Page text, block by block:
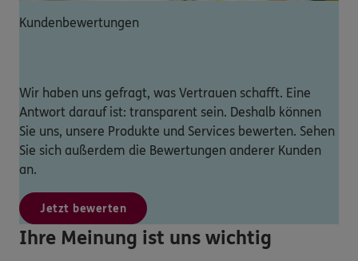
Kundenbewertungen
Wir haben uns gefragt, was Vertrauen schafft. Eine
Antwort darauf ist: transparent sein. Deshalb können
Sie uns, unsere Produkte und Services bewerten. Sehen
Sie sich außerdem die Bewertungen anderer Kunden
an.
Jetzt bewerten
Ihre Meinung ist uns wichtig